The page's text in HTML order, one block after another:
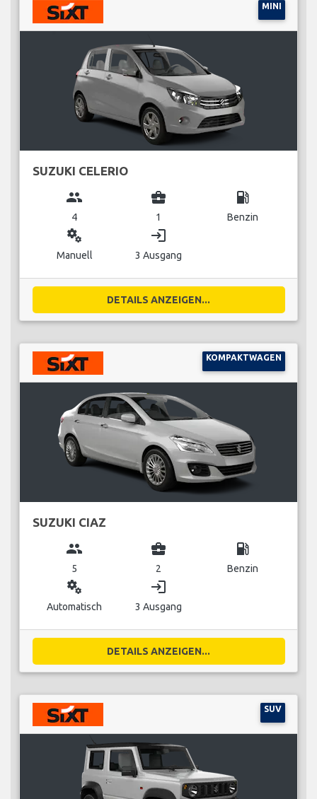
MINI
SUZUKI CELERIO
group
4
business_center
1
local_gas_station
Benzin
miscellaneous_services
Manuell
login
3 Ausgang
DETAILS ANZEIGEN...
KOMPAKTWAGEN
SUZUKI CIAZ
group
5
business_center
2
local_gas_station
Benzin
miscellaneous_services
Automatisch
login
3 Ausgang
DETAILS ANZEIGEN...
SUV